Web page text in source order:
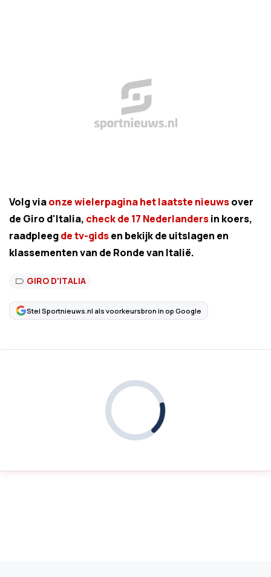
Volg viaonze wielerpagina het laatste nieuwsover
de Giro d'Italia, check de 17 Nederlandersin koers,
raadpleegde tv-gidsen bekijk de uitslagen en
klassementen van de Ronde van Italië.
GIRO D'ITALIA
Stel Sportnieuws.nl als voorkeursbron in op Google